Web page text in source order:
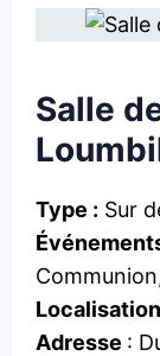
Salle
Type : Sur
Adresse :